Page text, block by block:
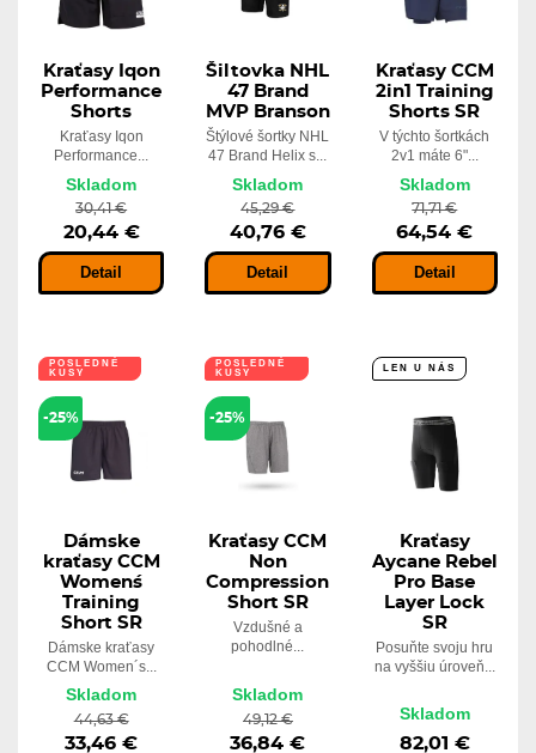
Kraťasy Iqon
Performance
Shorts
Kraťasy Iqon
Performance...
Skladom
30,41 €
20,44 €
Detail
Šiltovka NHL
47 Brand
MVP Branson
Štýlové šortky NHL
47 Brand Helix s...
Skladom
45,29 €
40,76 €
Detail
Kraťasy CCM
2in1 Training
Shorts SR
V týchto šortkách
2v1 máte 6"...
Skladom
71,71 €
64,54 €
Detail
POSLEDNÉ
KUSY
-25%
Dámske
kraťasy CCM
Women´s
Training
Short SR
Dámske kraťasy
CCM Women´s...
Skladom
44,63 €
33,46 €
POSLEDNÉ
KUSY
-25%
Kraťasy CCM
Non
Compression
Short SR
Vzdušné a
pohodlné...
Skladom
49,12 €
36,84 €
LEN U NÁS
Kraťasy
Aycane Rebel
Pro Base
Layer Lock
SR
Posuňte svoju hru
na vyššiu úroveň...
Skladom
82,01 €